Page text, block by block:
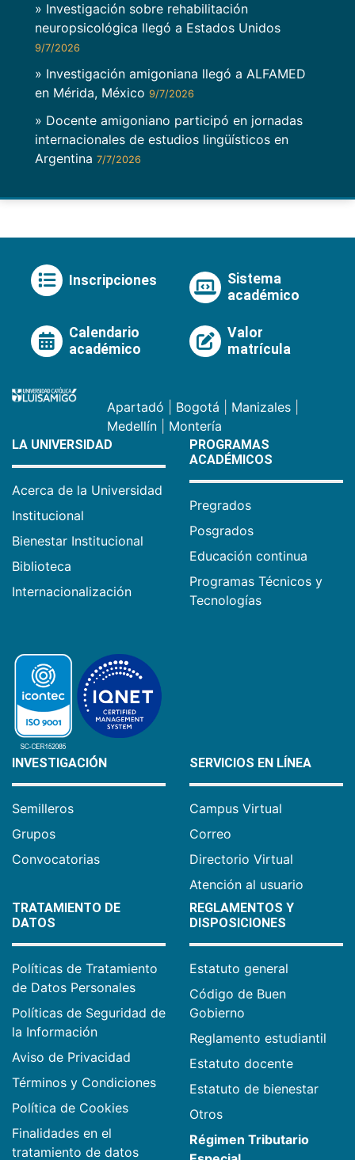
» Investigación sobre rehabilitación
neuropsicológica llegó a Estados Unidos
9/7/2026
» Investigación amigoniana llegó a ALFAMED
en Mérida, México 9/7/2026
» Docente amigoniano participó en jornadas
internacionales de estudios lingüísticos en
Argentina 7/7/2026
Inscripciones
Sistema
académico
Calendario
académico
Valor
matrícula
Apartadó Bogotá Manizales
Medellín
Montería
LA UNIVERSIDAD
Acerca de la Universidad
Institucional
Bienestar Institucional
Biblioteca
Internacionalización
PROGRAMAS
ACADÉMICOS
Pregrados
Posgrados
Educación continua
Programas Técnicos y
Tecnologías
INVESTIGACIÓN
Semilleros
Grupos
Convocatorias
SERVICIOS EN LÍNEA
Campus Virtual
Correo
Directorio Virtual
Atención al usuario
TRATAMIENTO DE
DATOS
Políticas de Tratamiento
de Datos Personales
Políticas de Seguridad de
la Información
Aviso de Privacidad
Términos y Condiciones
Política de Cookies
Finalidades en el
tratamiento de datos
REGLAMENTOS Y
DISPOSICIONES
Estatuto general
Código de Buen
Gobierno
Reglamento estudiantil
Estatuto docente
Estatuto de bienestar
Otros
Régimen Tributario